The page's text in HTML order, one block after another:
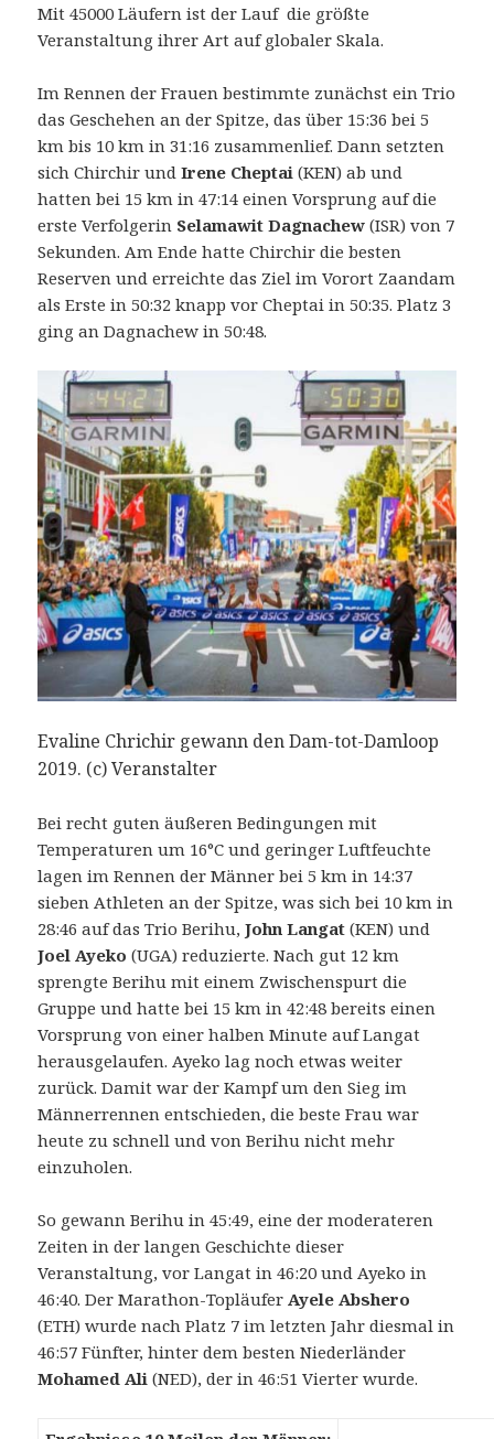
Mit 45000 Läufern ist der Lauf die größte
Veranstaltung ihrer Art auf globaler Skala.
Im Rennen der Frauen bestimmte zunächst ein Trio
das Geschehen an der Spitze, das über 15:36 bei 5
km bis 10 km in 31:16 zusammenlief. Dann setzten
sich Chirchir und Irene Cheptai (KEN) ab und
hatten bei 15 km in 47:14 einen Vorsprung auf die
erste Verfolgerin Selamawit Dagnachew (ISR) von 7
Sekunden. Am Ende hatte Chirchir die besten
Reserven und erreichte das Ziel im Vorort Zaandam
als Erste in 50:32 knapp vor Cheptai in 50:35. Platz 3
ging an Dagnachew in 50:48.
Evaline Chrichir gewann den Dam-tot-Damloop
2019. (c) Veranstalter
Bei recht guten äußeren Bedingungen mit
Temperaturen um 16°C und geringer Luftfeuchte
lagen im Rennen der Männer bei 5 km in 14:37
sieben Athleten an der Spitze, was sich bei 10 km in
28:46 auf das Trio Berihu, John Langat (KEN) und
Joel Ayeko (UGA) reduzierte. Nach gut 12 km
sprengte Berihu mit einem Zwischenspurt die
Gruppe und hatte bei 15 km in 42:48 bereits einen
Vorsprung von einer halben Minute auf Langat
herausgelaufen. Ayeko lag noch etwas weiter
zurück. Damit war der Kampf um den Sieg im
Männerrennen entschieden, die beste Frau war
heute zu schnell und von Berihu nicht mehr
einzuholen.
So gewann Berihu in 45:49, eine der moderateren
Zeiten in der langen Geschichte dieser
Veranstaltung, vor Langat in 46:20 und Ayeko in
46:40. Der Marathon-TopläuferAyele Abshero
(ETH) wurde nach Platz 7 im letzten Jahr diesmal in
46:57 Fünfter, hinter dem besten Niederländer
Mohamed Ali (NED), der in 46:51 Vierter wurde.